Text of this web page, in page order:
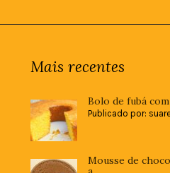
Mais recentes
Bolo de fubá
Publicado por:
Mousse de